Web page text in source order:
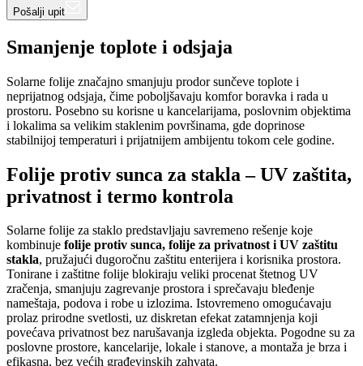
Pošalji upit
Smanjenje toplote i odsjaja
Solarne folije značajno smanjuju prodor sunčeve toplote i
neprijatnog odsjaja, čime poboljšavaju komfor boravka i rada u
prostoru. Posebno su korisne u kancelarijama, poslovnim objektima
i lokalima sa velikim staklenim površinama, gde doprinose
stabilnijoj temperaturi i prijatnijem ambijentu tokom cele godine.
Folije protiv sunca za stakla – UV zaštita,
privatnost i termo kontrola
Solarne folije za staklo predstavljaju savremeno rešenje koje
kombinuje folije protiv sunca, folije za privatnost i UV zaštitu
stakla, pružajući dugoročnu zaštitu enterijera i korisnika prostora.
Tonirane i zaštitne folije blokiraju veliki procenat štetnog UV
zračenja, smanjuju zagrevanje prostora i sprečavaju bleđenje
nameštaja, podova i robe u izlozima. Istovremeno omogućavaju
prolaz prirodne svetlosti, uz diskretan efekat zatamnjenja koji
povećava privatnost bez narušavanja izgleda objekta. Pogodne su za
poslovne prostore, kancelarije, lokale i stanove, a montaža je brza i
efikasna, bez većih građevinskih zahvata.